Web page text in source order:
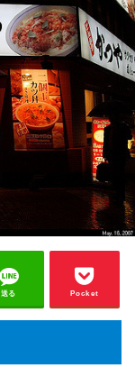
送る Pocket